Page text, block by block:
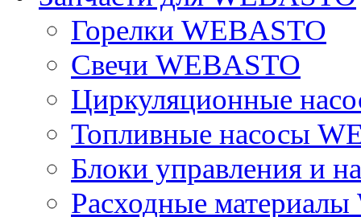
Горелки WEBASTO
Свечи WEBASTO
Циркуляционные
Топливные насосы
Блоки управления и
Расходные